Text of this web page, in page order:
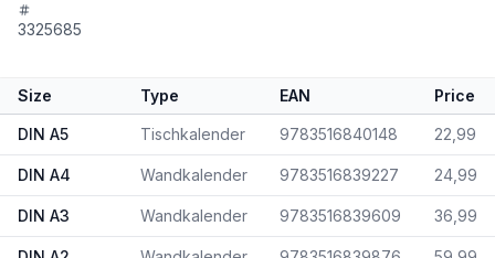
3325685
Size Type EAN Price
DIN A5 Tischkalender 9783516840148 22,99
DIN A4 Wandkalender 9783516839227 24,99
DIN A3 Wandkalender 9783516839609 36,99